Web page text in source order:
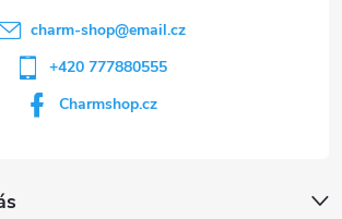
charm-shop@email.cz
+420 777880555
Charmshop.cz